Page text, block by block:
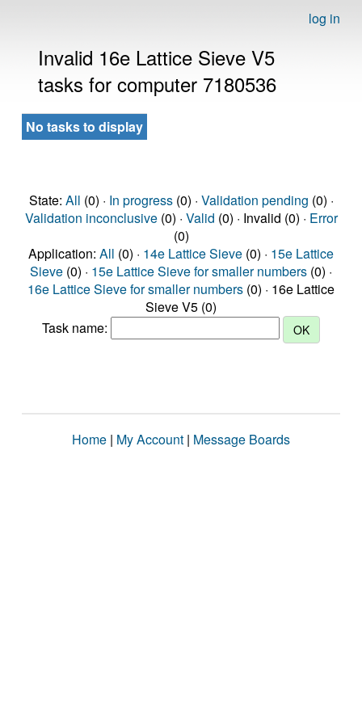
log in
Invalid 16e Lattice Sieve V5
tasks for computer 7180536
No tasks to display
State: All (0) · In progress(0) · Validation pending (0) ·
Validation inconclusive(0) · Valid (0) · Invalid (0) · Error
(0)
Application: All (0) · 14e Lattice Sieve (0) · 15e Lattice
Sieve (0) · 15e Lattice Sieve for smaller numbers (0) ·
16e Lattice Sieve for smaller numbers (0) · 16e Lattice
Sieve V5 (0)
Task name:
Home | My Account | Message Boards